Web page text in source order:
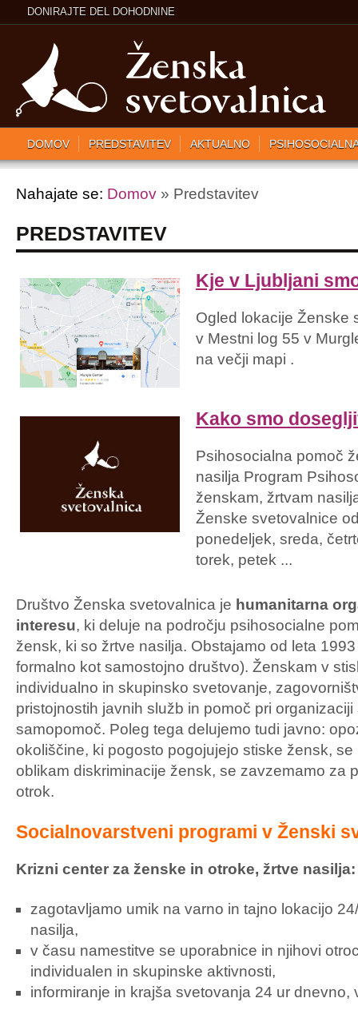
DONIRAJTE DEL DOHODNINE
DOMOV PREDSTAVITEV AKTUALNO
Nahajate se: Domov » Predstavitev
PREDSTAVITEV
Kje v Ljubljani
Ogled lokacije Ženske
v Mestni log 55 v
na večji mapi .
Kako smo
Psihosocialna pomoč
nasilja Program
ženskam, žrtvam
Ženske svetovalnice
ponedeljek, sreda,
torek, petek ...
Društvo Ženska svetovalnica je humanitarna
interesu, ki deluje na področju psihosocialne
žensk, ki so žrtve nasilja. Obstajamo od leta
formalno kot samostojno društvo). Ženskam v
individualno in skupinsko svetovanje,
pristojnostih javnih služb in pomoč pri
samopomoč. Poleg tega delujemo tudi javno:
okoliščine, ki pogosto pogojujejo stiske žensk, se
oblikam diskriminacije žensk, se zavzemamo za
otrok.
Socialnovarstveni programi v Ženski
Krizni center za ženske in otroke, žrtve nasilja:
zagotavljamo umik na varno in tajno lokacijo
nasilja,
v času namestitve se uporabnice in njihovi
individualen in skupinske aktivnosti,
informiranje in krajša svetovanja 24 ur dnevno,